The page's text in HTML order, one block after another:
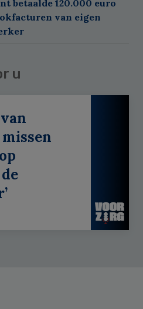
betaalde 120.000 euro
van eigen
u
missen